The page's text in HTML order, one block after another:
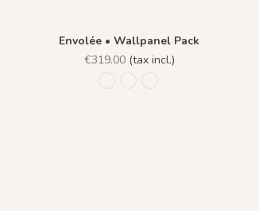
Envolée • Wallpanel Pack
€319.00(tax incl.)